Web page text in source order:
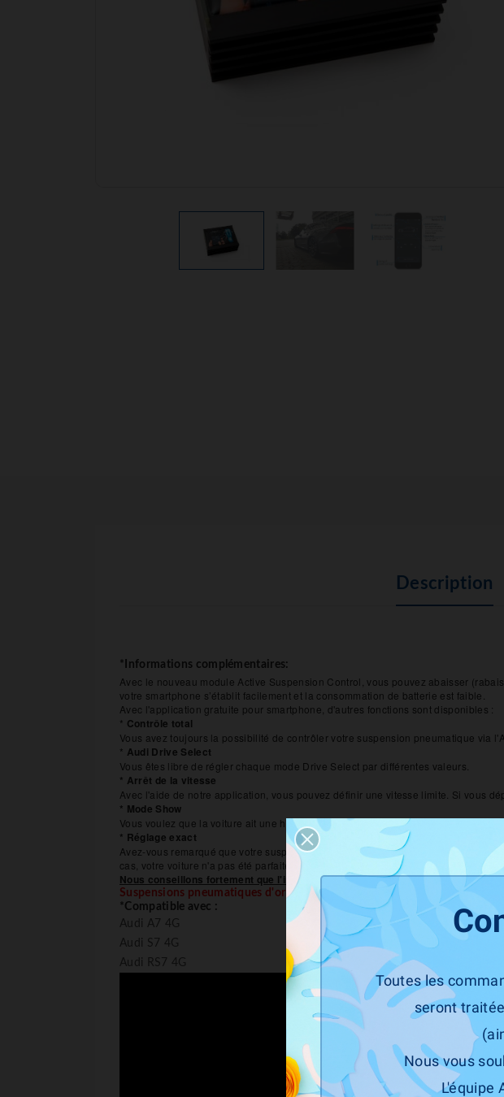
Description
*Informations complémentaires:
Avec le nouveau module Active Suspension Control, vous pouvez abaisser
votre smartphone s’établit facilement et la consommation de batterie est faible.
Avec l'application gratuite pour smartphone, d'autres fonctions sont disponibles :
* Contrôle total
Vous avez toujours la possibilité de contrôler votre suspension pneumatique via
* Audi Drive Select
Vous êtes libre de régler chaque mode Drive Select par différentes valeurs.
* Arrêt de la vitesse
Avec l'aide de notre application, vous pouvez définir une vitesse limite. Si vous
* Mode Show
Vous voulez que la voiture ait une hauteur particulière ? Il vous suffit de
* Réglage exact
Avez-vous remarqué que votre suspension pneumatique est légèrement ?
cas, votre voiture n'a pas été parfaitement calibrée. Pour remédier à cela, nous
Nous conseillons fortement que l'installation de ce produit soit effectuée par
Suspensions pneumatiques d'origine requises
*Compatible avec :
Audi A7 4G
Audi S7 4G
Audi RS7 4G
Toutes les
seront
Nous vous
L'équipe